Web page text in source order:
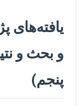
و بحث و
پنجم)